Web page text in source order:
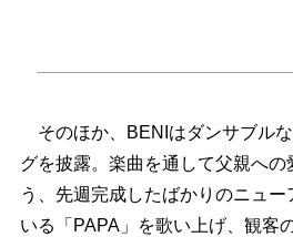
そのほか、BENIはダンサブル
グを披露。楽曲を通して父親へ
う、先週完成したばかりのニュ
いる「PAPA」を歌い上げ、観客